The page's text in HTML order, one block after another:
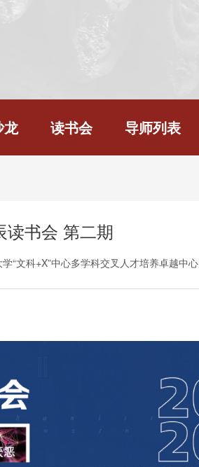
龙 读书会 导师列表
读书会 第二期
“文科+X”中心多学科交叉人才培养卓越中心